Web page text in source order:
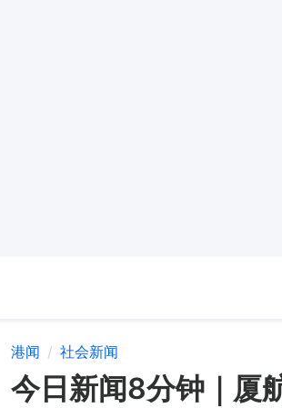
港闻 社会新闻
今日新闻8分钟｜厦